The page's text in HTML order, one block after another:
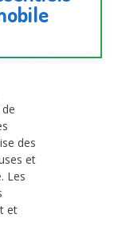
des
et
Les
et